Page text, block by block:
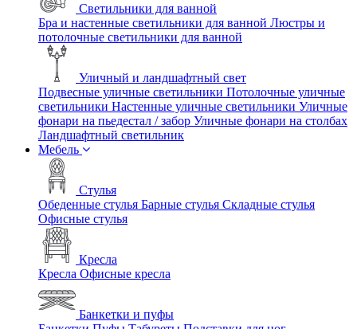
Светильники для ванной
Бра и настенные светильники для ванной Люстры и
потолочные светильники для ванной
Уличный и ландшафтный свет
Подвесные уличные светильники Потолочные уличные
светильники Настенные уличные светильники Уличные
фонари на пьедестал / забор Уличные фонари на столбах
Ландшафтный светильник
Мебель
Стулья
Обеденные стулья Барные стулья Складные стулья
Офисные стулья
Кресла
Кресла Офисные кресла
Банкетки и пуфы